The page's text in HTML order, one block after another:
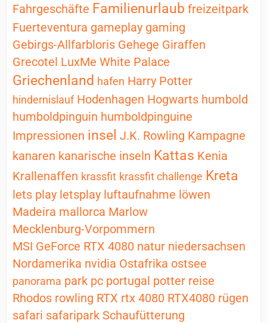
Fahrgeschäfte Familienurlaub freizeitpark
Fuerteventura gameplay gaming
Gebirgs-Allfarbloris Gehege Giraffen
Grecotel LuxMe White Palace
Griechenland hafen Harry Potter
hindernislauf Hodenhagen Hogwarts humbold
humboldpinguin humboldpinguine
Impressionen insel J.K. Rowling Kampagne
kanaren kanarische inseln Kattas Kenia
Krallenaffen krassfit krassfit challenge Kreta
lets play letsplay luftaufnahme löwen
Madeira mallorca Marlow
Mecklenburg-Vorpommern
MSI GeForce RTX 4080 natur niedersachsen
Nordamerika nvidia Ostafrika ostsee
panorama park pc portugal potter reise
Rhodos rowling RTX rtx 4080 RTX4080 rügen
safari safaripark Schaufütterung